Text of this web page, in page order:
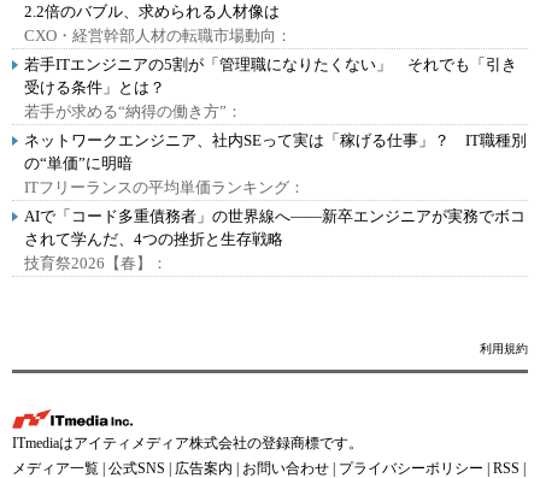
2.2倍のバブル、求められる人材像は
CXO・経営幹部人材の転職市場動向：
若手ITエンジニアの5割が「管理職になりたくない」 それでも「引き
受ける条件」とは？
若手が求める“納得の働き方”：
ネットワークエンジニア、社内SEって実は「稼げる仕事」？ IT職種別
の“単価”に明暗
ITフリーランスの平均単価ランキング：
AIで「コード多重債務者」の世界線へ――新卒エンジニアが実務でボコ
されて学んだ、4つの挫折と生存戦略
技育祭2026【春】：
利用規約
ITmediaはアイティメディア株式会社の登録商標です。
メディア一覧 公式SNS 広告案内 お問い合わせ プライバシーポリシー RSS